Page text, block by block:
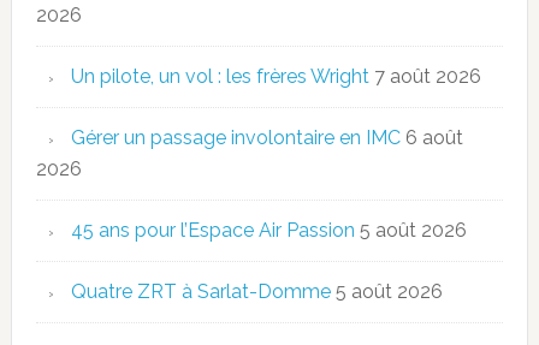
2026
Un pilote, un vol : les frères Wright 7 août 2026
Gérer un passage involontaire en IMC 6 août
2026
45 ans pour l’Espace Air Passion 5 août 2026
Quatre ZRT à Sarlat-Domme 5 août 2026